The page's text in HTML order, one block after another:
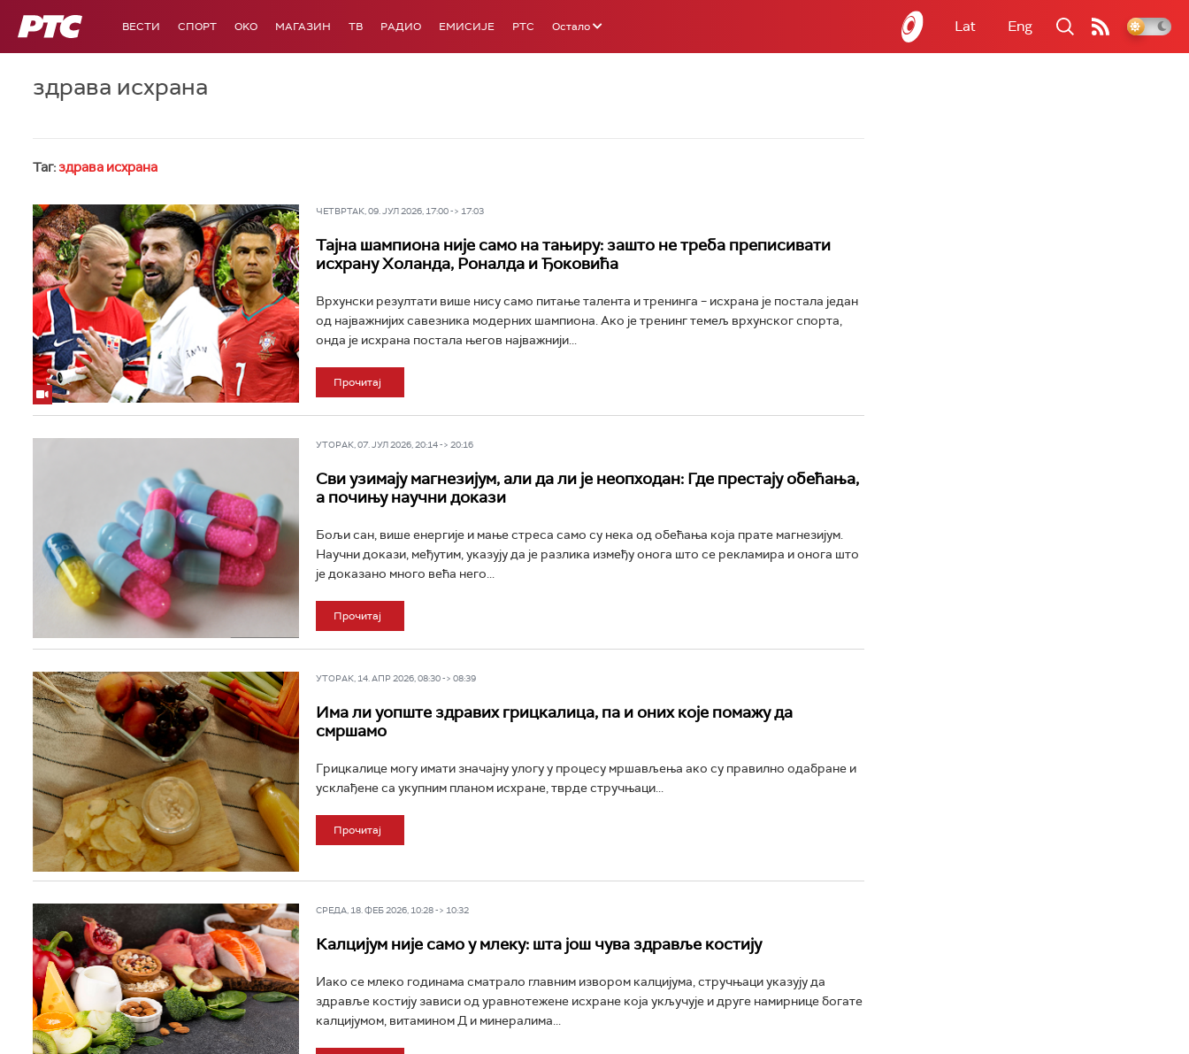
РТС ВЕСТИ СПОРТ OKO МАГАЗИН ТВ РАДИО ЕМИСИЈЕ РТС Остало Lat Eng
здрава исхрана
Таг: здрава исхрана
ЧЕТВРТАК, 09. ЈУЛ 2026, 17:00 -> 17:03
Тајна шампиона није само на тањиру: зашто не треба преписивати
исхрану Холанда, Роналда и Ђоковића
Врхунски резултати више нису само питање талента и тренинга – исхрана је постала један
од најважнијих савезника модерних шампиона. Ако је тренинг темељ врхунског спорта,
онда је исхрана постала његов најважнији...
Прочитај
УТОРАК, 07. ЈУЛ 2026, 20:14 -> 20:16
Сви узимају магнезијум, али да ли је неопходан: Где престају обећања,
а почињу научни докази
Бољи сан, више енергије и мање стреса само су нека од обећања која прате магнезијум.
Научни докази, међутим, указују да је разлика између онога што се рекламира и онога што
је доказано много већа него...
Прочитај
УТОРАК, 14. АПР 2026, 08:30 -> 08:39
Има ли уопште здравих грицкалица, па и оних које помажу да
смршамо
Грицкалице могу имати значајну улогу у процесу мршављења ако су правилно одабране и
усклађене са укупним планом исхране, тврде стручњаци...
Прочитај
СРЕДА, 18. ФЕБ 2026, 10:28 -> 10:32
Калцијум није само у млеку: шта још чува здравље костију
Иако се млеко годинама сматрало главним извором калцијума, стручњаци указују да
здравље костију зависи од уравнотежене исхране која укључује и друге намирнице богате
калцијумом, витамином Д и минералима...